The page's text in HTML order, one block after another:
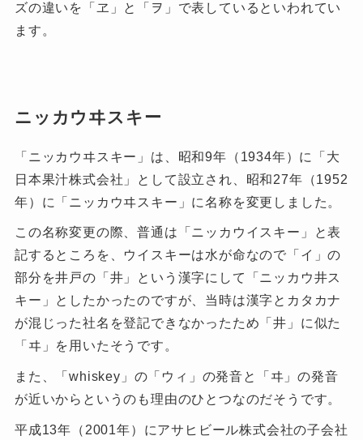
ズの違いを「ヱ」と「ヲ」で表しているといわれてい
ます。
ニッカウヰスキー
「ニッカウヰスキー」は、昭和9年（1934年）に「大
日本果汁株式会社」として設立され、昭和27年（1952
年）に「ニッカウヰスキー」に名称を変更しました。
この名称変更の際、普通は「ニッカウイスキー」と表
記するところを、ウイスキーは水が命なので「イ」の
部分を井戸の「井」という漢字にして「ニッカウ井ス
キー」としたかったのですが、当時は漢字とカタカナ
が混じった社名を登記できなかったため「井」に似た
「ヰ」を用いたそうです。
また、「whiskey」の「ウィ」の発音と「ヰ」の発音
が近いからというのも理由のひとつなのだそうです。
平成13年（2001年）にアサヒビール株式会社の子会社